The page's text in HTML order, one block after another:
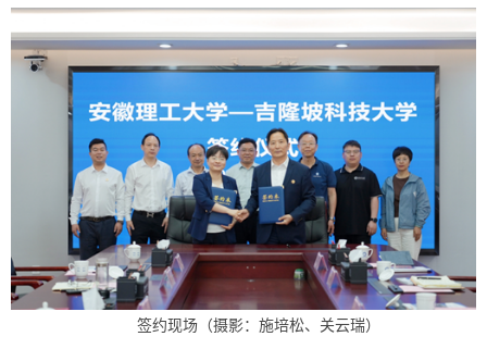
签约现场（摄影： 施培松、 关云瑞）